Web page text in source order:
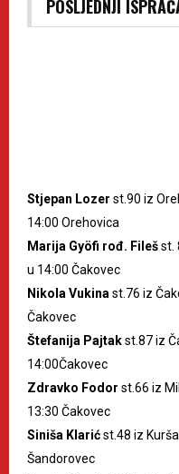
POSLJEDNJI
Stjepan Lozer st.90 iz
14:00 Orehovica
Marija Gyöfi rođ. Filešst.
u 14:00 Čakovec
Nikola Vukinast.76 iz
Čakovec
Štefanija Pajtakst.87 iz
14:00Čakovec
Zdravko Fodor st.66 iz
13:30 Čakovec
Siniša Klarićst.48 iz
Šandorovec